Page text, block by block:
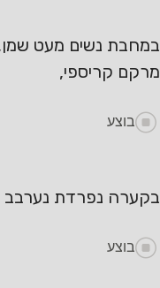
במחבת נשים מעט
מרקם קריספי,
בוצע
בקערה נפרדת נערבב
בוצע